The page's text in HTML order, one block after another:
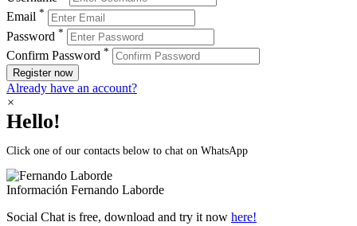
Email *
Password *
Confirm Password *
Register now
Already have an account?
×
Hello!
Click one of our contacts below to chat on WhatsApp
Información Fernando Laborde
Social Chat is free, download and try it now here!